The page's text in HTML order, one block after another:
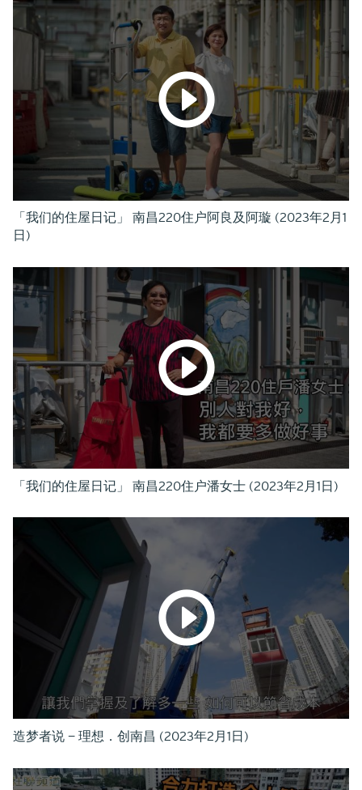
「我们的住屋日记」 南昌220住户阿良及阿璇 (2023年2月1
日)
「我们的住屋日记」 南昌220住户潘女士 (2023年2月1日)
造梦者说 — 理想．创南昌 (2023年2月1日)